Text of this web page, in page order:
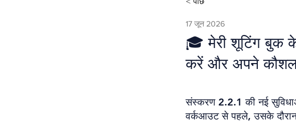
17 जून 2026
🎓 मेरी शूटिंग बुक
करें और अपने कौशल
संस्करण 2.2.1 की नई
वर्कआउट से पहले, उसके